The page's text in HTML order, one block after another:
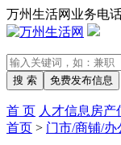
万州生活网业务电
首 页 人才信息 房产
首页 > 门市/商铺/